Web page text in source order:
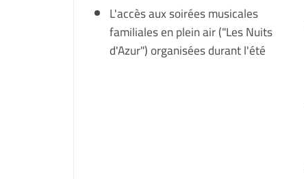
L'accès aux soirées musicales
familiales en plein air ("Les Nuits
d'Azur") organisées durant l'été